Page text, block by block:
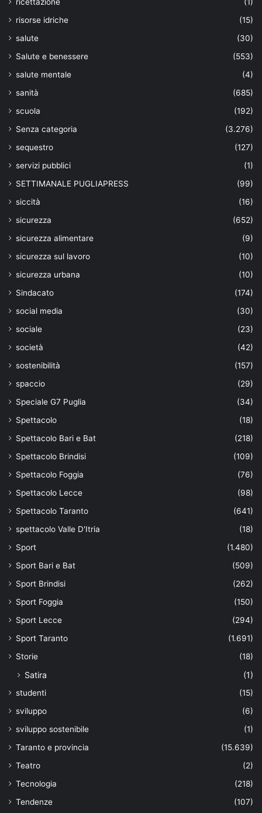
risorse idriche
(15)
salute
(30)
Salute e benessere
(553)
salute mentale
(4)
sanità
(685)
scuola
(192)
Senza categoria
(3.276)
sequestro
(127)
servizi pubblici
(1)
SETTIMANALE PUGLIAPRESS
(99)
siccità
(16)
sicurezza
(652)
sicurezza alimentare
(9)
sicurezza sul lavoro
(10)
sicurezza urbana
(10)
Sindacato
(174)
social media
(30)
sociale
(23)
società
(42)
sostenibilità
(157)
spaccio
(29)
Speciale G7 Puglia
(34)
Spettacolo
(18)
Spettacolo Bari e Bat
(218)
Spettacolo Brindisi
(109)
Spettacolo Foggia
(76)
Spettacolo Lecce
(98)
Spettacolo Taranto
(641)
spettacolo Valle D'Itria
(18)
Sport
(1.480)
Sport Bari e Bat
(509)
Sport Brindisi
(262)
Sport Foggia
(150)
Sport Lecce
(294)
Sport Taranto
(1.691)
Storie
(18)
Satira (1)
studenti
(15)
sviluppo
(6)
sviluppo sostenibile
(1)
Taranto e provincia
(15.639)
Teatro
(2)
Tecnologia
(218)
Tendenze
(107)